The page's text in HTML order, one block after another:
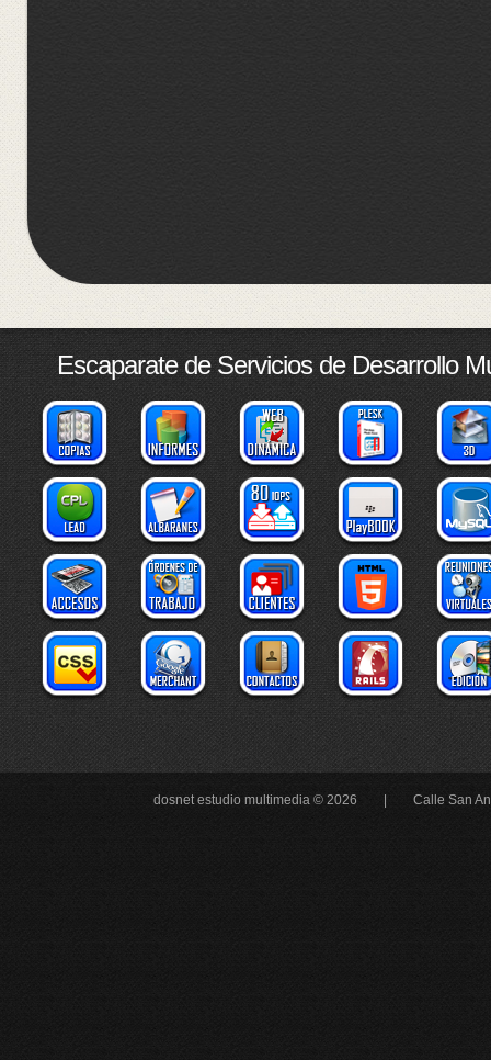
Escaparate de Servicios de Desarrollo
dosnet estudio multimedia © 2026 | Calle San